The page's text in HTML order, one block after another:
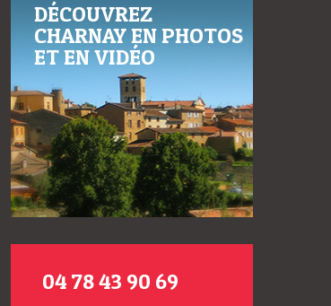
DÉCOUVREZ
CHARNAY EN PHOTOS
ET EN VIDÉO
04 78 43 90 69